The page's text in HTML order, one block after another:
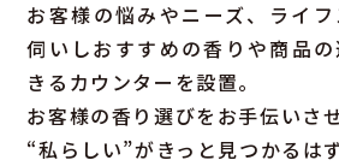
お客様の悩みやニーズ、ライ
伺いしおすすめの香りや商品
きるカウンターを設置。
お客様の香り選びをお手伝いさ
“私らしい”がきっと見つかるはず